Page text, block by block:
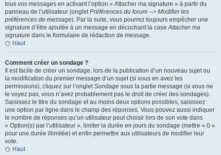
tous vos messages en activant l’option « Attacher ma signature » à partir du
panneau de l’utilisateur (ongletPréférences du forum --> Modifier les
préférences de message). Par la suite, vous pourrez toujours empêcher une
signature d’être ajoutée à un message en décochant la caseAttacher ma
signature dans le formulaire de rédaction de message.
Haut
Comment créer un sondage ?
Il est facile de créer un sondage, lors de la publication d’un nouveau sujet ou
la modification du premier message d’un sujet (si vous en avez les
permissions), cliquez sur l’ongletSondage sous la partie message (si vous ne
le voyez pas, vous n’avez probablement pas le droit de créer des sondages).
Saisissez le titre du sondage et au moins deux options possibles, saisissez
une option par ligne dans le champ des réponses. Vous pouvez aussi indiquer
le nombre de réponses qu’un utilisateur peut choisir lors de son vote dans
« Option(s) par l’utilisateur », limiter la durée en jours du sondage (mettre « 0 »
pour une durée illimitée) et enfin permettre aux utilisateurs de modifier leur
vote.
Haut